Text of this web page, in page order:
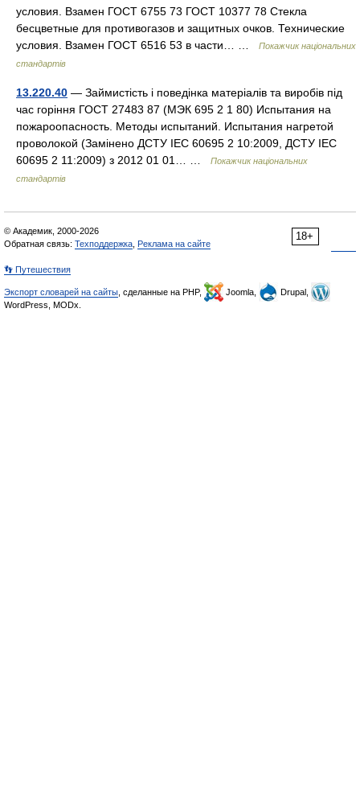
условия. Взамен ГОСТ 6755 73 ГОСТ 10377 78 Стекла
бесцветные для противогазов и защитных очков. Технические
условия. Взамен ГОСТ 6516 53 в части… …
Покажчик національних
стандартів
13.220.40 — Займистість і поведінка матеріалів та виробів під
час горіння ГОСТ 27483 87 (МЭК 695 2 1 80) Испытания на
пожароопасность. Методы испытаний. Испытания нагретой
проволокой (Замінено ДСТУ IEC 60695 2 10:2009, ДСТУ IEC
60695 2 11:2009) з 2012 01 01… …
Покажчик національних
стандартів
18+
© Академик, 2000-2026
Обратная связь: Техподдержка Реклама на сайте
👣 Путешествия
Экспорт словарей на сайты , сделанные на PHP, Joomla,
Drupal,
WordPress, MODx.